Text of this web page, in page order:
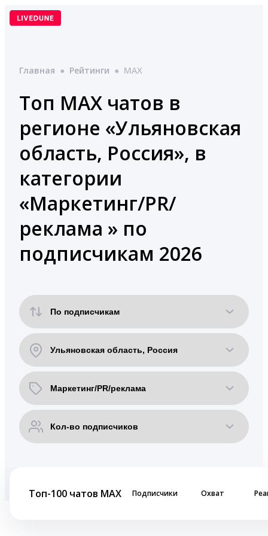
Перейти
Главная ● Рейтинги ● MAX
Топ MAX чатов в
регионе «Ульяновская
область, Россия», в
категории
«Маркетинг/PR/
реклама » по
подписчикам 2026
Топ-100 чатов MAX Подписчики Охват